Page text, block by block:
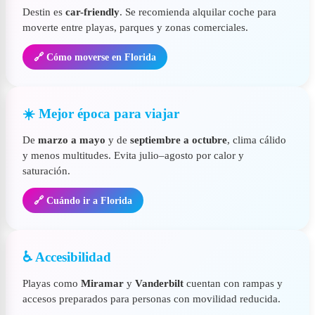
Destin es car-friendly. Se recomienda alquilar coche para
moverte entre playas, parques y zonas comerciales.
🔗 Cómo moverse en Florida
☀️ Mejor época para viajar
De marzo a mayo y de septiembre a octubre, clima cálido
y menos multitudes. Evita julio–agosto por calor y
saturación.
🔗 Cuándo ir a Florida
♿ Accesibilidad
Playas como Miramar y Vanderbilt cuentan con rampas y
accesos preparados para personas con movilidad reducida.